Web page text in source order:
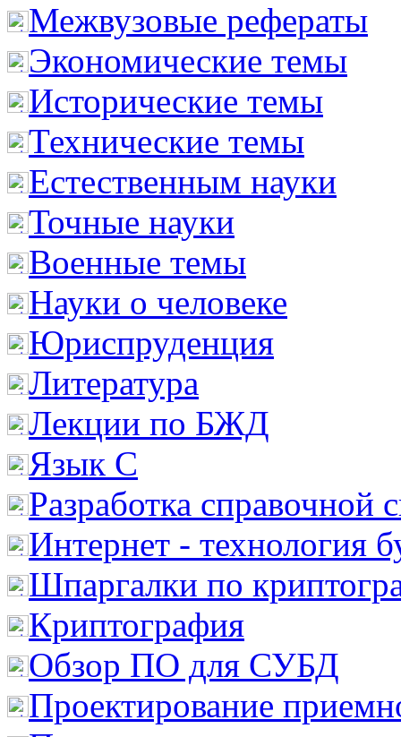
Межвузовые рефераты
Экономические темы
Исторические темы
Технические темы
Естественным науки
Точные науки
Военные темы
Науки о человеке
Юриспруденция
Литература
Лекции по БЖД
Язык С
Разработка справочной
Интернет - технология
Шпаргалки по
Криптография
Обзор ПО для СУБД
Проектирование